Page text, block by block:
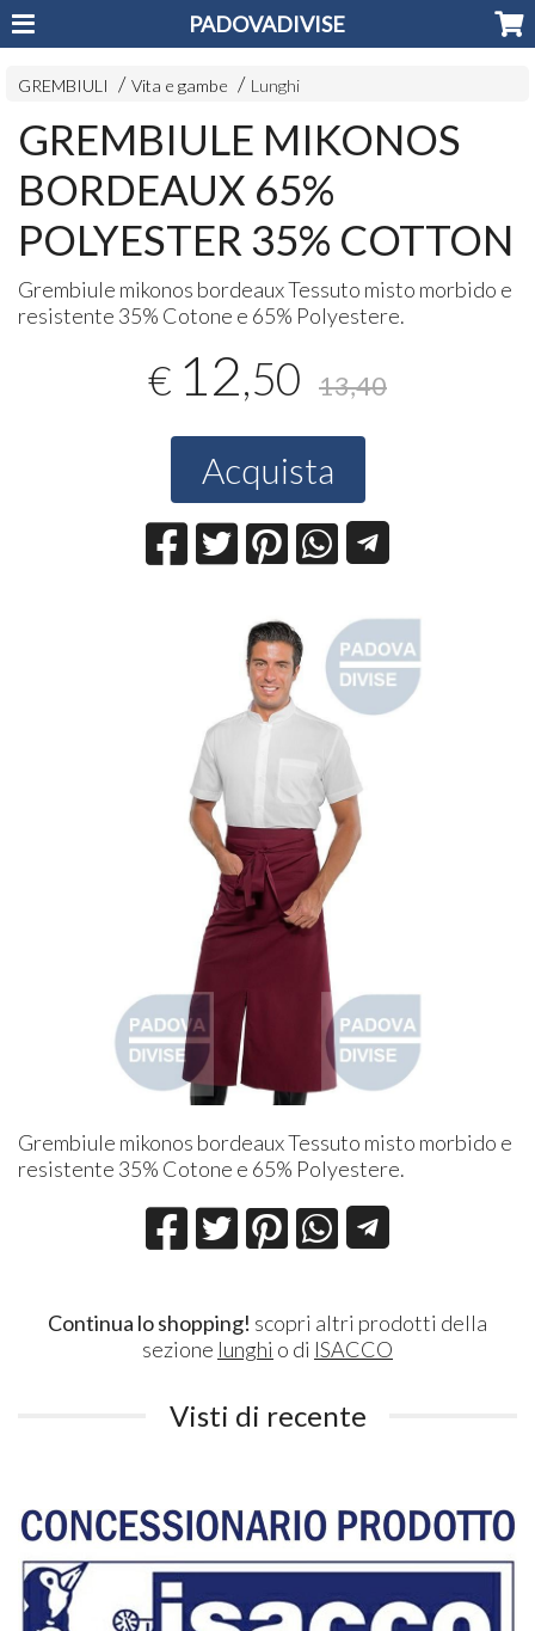
PADOVADIVISE
GREMBIULI Vita e gambe Lunghi
GREMBIULE MIKONOS
BORDEAUX 65%
POLYESTER 35% COTTON
Grembiule mikonos bordeaux Tessuto misto morbido e
resistente 35% Cotone e 65% Polyestere.
€ 12,50 13,40
Acquista
Grembiule mikonos bordeaux Tessuto misto morbido e
resistente 35% Cotone e 65% Polyestere.
Continua lo shopping! scopri altri prodotti della
sezione lunghi o di ISACCO
Visti di recente